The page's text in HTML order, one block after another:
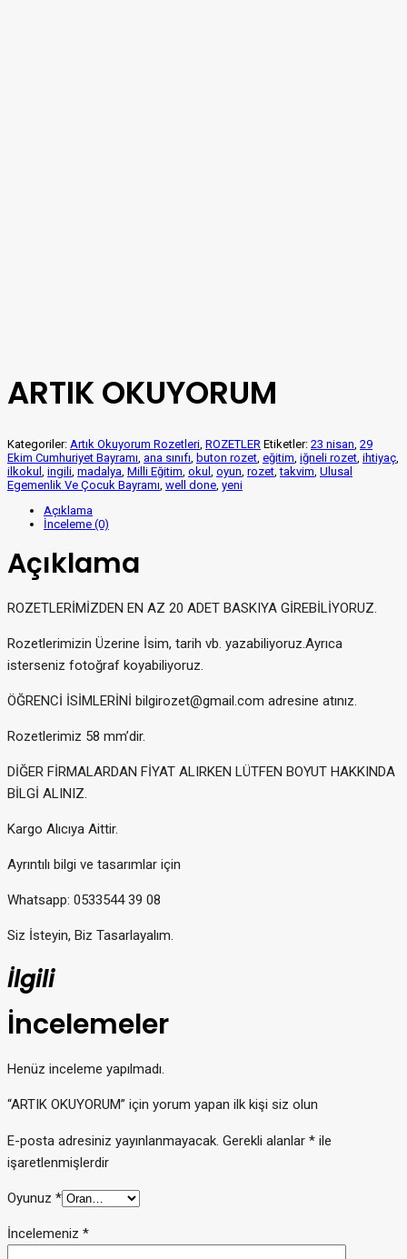
ARTIK OKUYORUM
Kategoriler: Artık Okuyorum Rozetleri ROZETLER Etiketler: 23 nisan 29
Ekim Cumhuriyet Bayramı ana sınıfı buton rozet eğitim iğneli rozet ihtiyaç
ilkokul ingili madalya Milli Eğitim okul oyun rozet ,takvim Ulusal
Egemenlik Ve Çocuk Bayramı well done yeni
Açıklama
İnceleme (0)
Açıklama
ROZETLERİMİZDEN EN AZ 20 ADET BASKIYA GİREBİLİYORUZ.
Rozetlerimizin Üzerine İsim, tarih vb. yazabiliyoruz.Ayrıca
isterseniz fotoğraf koyabiliyoruz.
ÖĞRENCİ İSİMLERİNİ bilgirozet@gmail.com adresine atınız.
Rozetlerimiz 58 mm’dir.
DİĞER FİRMALARDAN FİYAT ALIRKEN LÜTFEN BOYUT HAKKINDA
BİLGİ ALINIZ.
Kargo Alıcıya Aittir.
Ayrıntılı bilgi ve tasarımlar için
Whatsapp: 0533544 39 08
Siz İsteyin, Biz Tasarlayalım.
İlgili
İncelemeler
Henüz inceleme yapılmadı.
“ARTIK OKUYORUM” için yorum yapan ilk kişi siz olun
E-posta adresiniz yayınlanmayacak. Gerekli alanlar * ile
işaretlenmişlerdir
Oyunuz *
İncelemeniz *